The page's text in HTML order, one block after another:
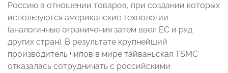
Россию в отношении товаров, при создании которых
используются американские технологии
(аналогичные ограничения затем ввел ЕС и ряд
других стран). В результате крупнейший
производитель чипов в мире тайваньская TSMC
отказалась сотрудничать с российскими